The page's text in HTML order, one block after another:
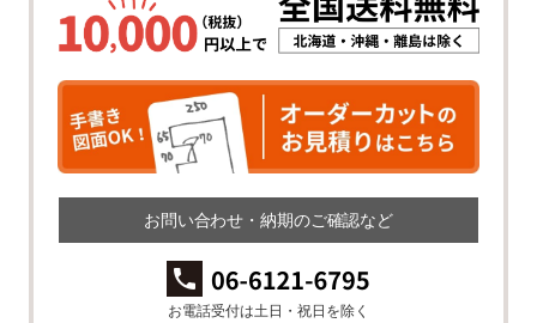
お問い合わせ・納期のご確認など
お電話受付は土日・祝日を除く